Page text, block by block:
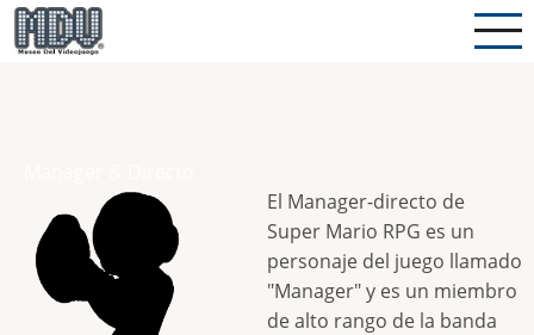
Pasar
al
El Manager-directo de
Super Mario RPG es un
personaje del juego llamado
"Manager" y es un miembro
de alto rango de la banda